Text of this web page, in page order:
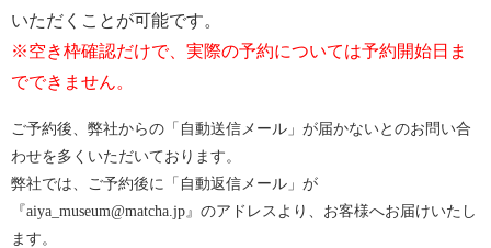
いただくことが可能です。
※空き枠確認だけで、実際の予約については予約開始日ま
でできません。
ご予約後、弊社からの「自動送信メール」が届かないとのお問い合
わせを多くいただいております。
弊社では、ご予約後に「自動返信メール」が
『aiya_museum@matcha.jp』のアドレスより、お客様へお届けいたし
ます。